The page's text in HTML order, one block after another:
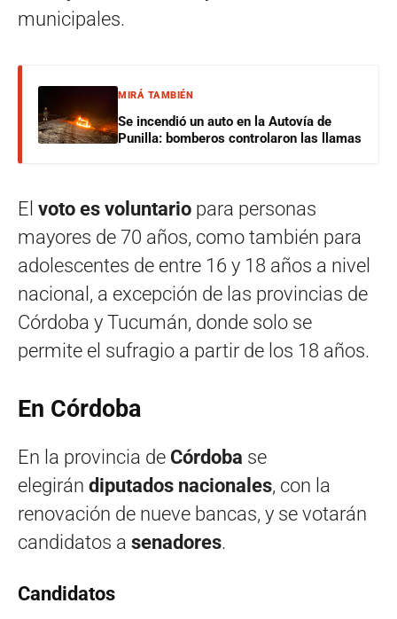
municipales.
MIRÁ TAMBIÉN
Se incendió un auto en la Autovía de
Punilla: bomberos controlaron las llamas
El voto es voluntario para personas
mayores de 70 años, como también para
adolescentes de entre 16 y 18 años a nivel
nacional, a excepción de las provincias de
Córdoba y Tucumán, donde solo se
permite el sufragio a partir de los 18 años.
En Córdoba
En la provincia de Córdoba se
elegirán diputados nacionales, con la
renovación de nueve bancas, y se votarán
candidatos a senadores.
Candidatos